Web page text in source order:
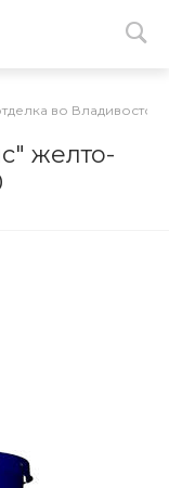
во Владивостоке
желто-